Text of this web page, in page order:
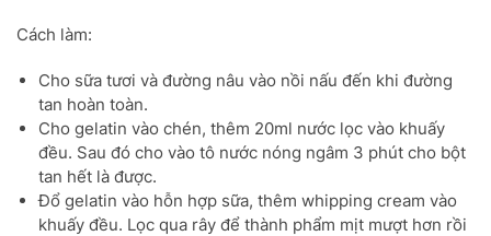
Cách làm:
Cho sữa tươi và đường nâu vào nồi nấu đến khi đường
tan hoàn toàn.
Cho gelatin vào chén, thêm 20ml nước lọc vào khuấy
đều. Sau đó cho vào tô nước nóng ngâm 3 phút cho bột
tan hết là được.
Đổ gelatin vào hỗn hợp sữa, thêm whipping cream vào
khuấy đều. Lọc qua rây để thành phẩm mịt mượt hơn rồi